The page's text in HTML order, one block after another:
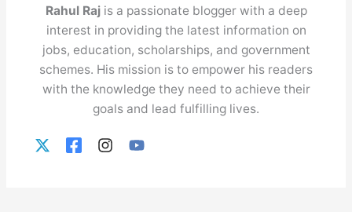
Rahul Raj is a passionate blogger with a deep
interest in providing the latest information on
jobs, education, scholarships, and government
schemes. His mission is to empower his readers
with the knowledge they need to achieve their
goals and lead fulfilling lives.